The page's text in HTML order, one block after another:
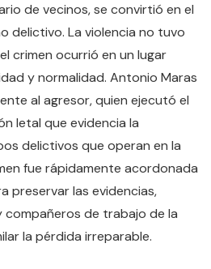
de vecinos, se convirtió en el
delictivo. La violencia no tuvo
crimen ocurrió en un lugar
y normalidad. Antonio Maras
al agresor, quien ejecutó el
letal que evidencia la
delictivos que operan en la
fue rápidamente acordonada
preservar las evidencias,
compañeros de trabajo de la
la pérdida irreparable.